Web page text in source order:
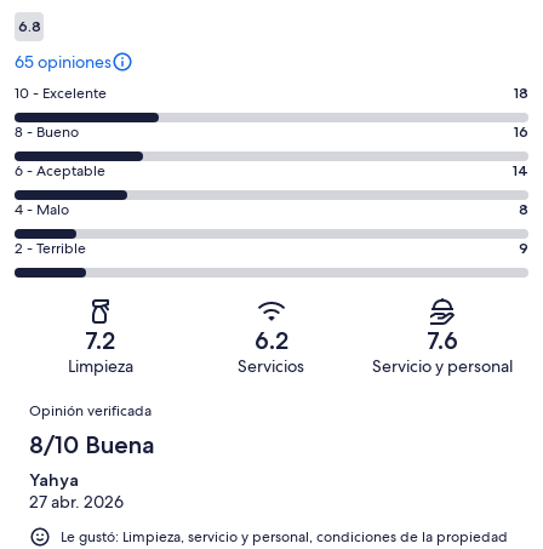
6.8
65 opiniones
Puntuación
de
10,
es
decir,
Excelente.
Basada
en
opiniones
10 - Excelente 18
Puntuación
de
8,
es
decir,
Bueno.
opiniones
8 - Bueno 16
Puntuación
de
6,
es
decir,
Aceptable.
de
opiniones
6 - Aceptable 14
Puntuación
de
4,
Basada
de
opiniones
4 - Malo 8
Puntuación
de
Terrible.
Basada
de
65
opiniones
2 - Terrible 9
7.2
Limpieza
6.2
Servicios
7.6
Servicio y personal
Opiniones
Opinión verificada
8/10 Buena
Yahya
27 abr. 2026
Le gustó: Limpieza, servicio y personal, condiciones de la propiedad